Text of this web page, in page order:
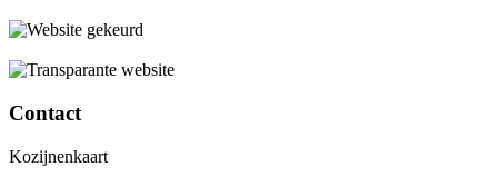
Contact
Kozijnenkaart